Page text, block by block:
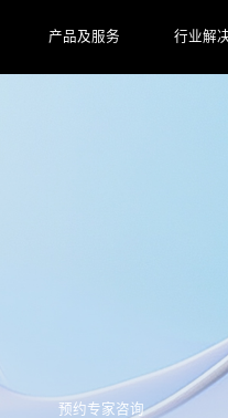
产品及服务 行业解
预约专家咨询